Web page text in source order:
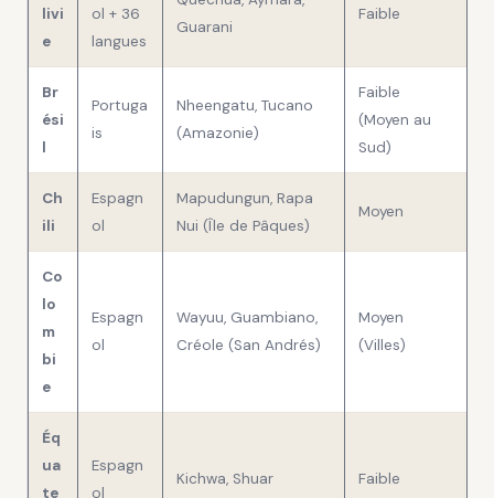
livi
e
ol + 36
langues
Guarani
Faible
Br
ési
l
Portuga
is
Nheengatu, Tucano
(Amazonie)
Faible
(Moyen au
Sud)
Ch
ili
Espagn
ol
Mapudungun, Rapa
Nui (Île de Pâques)
Moyen
Co
lo
m
bi
e
Espagn
ol
Wayuu, Guambiano,
Créole (San Andrés)
Moyen
(Villes)
Éq
ua
te
Espagn
ol
Kichwa, Shuar Faible